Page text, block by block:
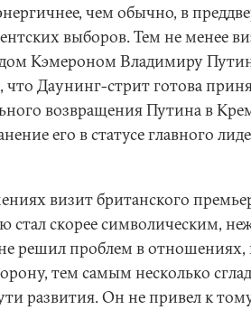
чем обычно, в
выборов. Тем не менее
Кэмероном Владимиру
Даунинг-стрит готова
возвращения Путина в
его в статусе главного
визит британского
стал скорее символическим,
решил проблем в отношениях,
тем самым несколько
развития. Он не привел к